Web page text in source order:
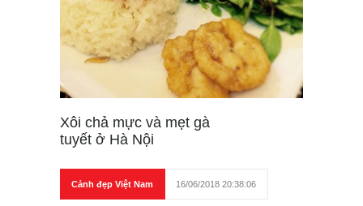
Xôi chả mực và mẹt gà
tuyết ở Hà Nội
Cảnh đẹp Việt Nam 16/06/2018 20:38:06